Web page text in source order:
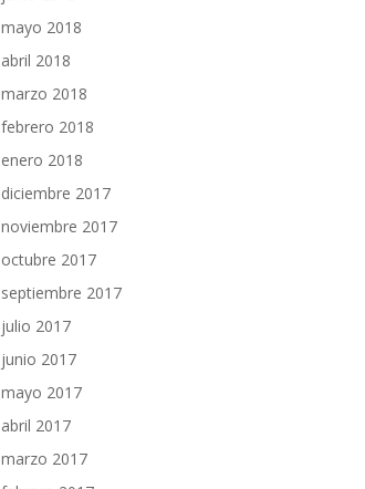
mayo 2018
abril 2018
marzo 2018
febrero 2018
enero 2018
diciembre 2017
noviembre 2017
octubre 2017
septiembre 2017
julio 2017
junio 2017
mayo 2017
abril 2017
marzo 2017